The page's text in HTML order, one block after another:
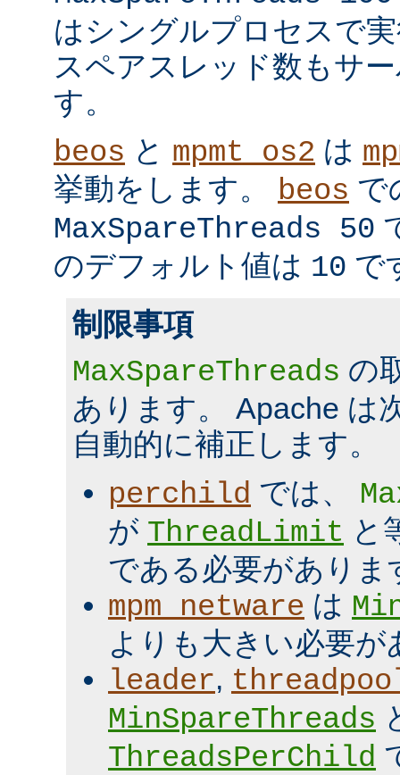
はシングルプロセスで
スペアスレッド数もサ
す。
beos と mpmt_os2 は
挙動をします。 beos で
MaxSpareThreads 50
のデフォルト値は 10 で
制限事項
MaxSpareThreads の
あります。 Apache は
自動的に補正します。
perchild では、
が ThreadLimit と
である必要がありま
mpm_netware は
よりも大きい必要が
leader,
MinSpareThreads
ThreadsPerChild